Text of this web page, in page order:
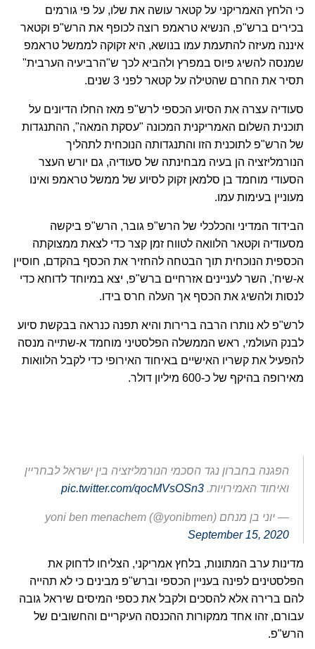
כי הלחץ האמריקני על קטאר עושה את שלו, על פי גורמים
בכירים ברש"פ, הנשיא טראמפ רוצה לכופף את הרש"פ וקטאר
איננה מעיזה להתעמת עמו בנושא, היא זקוקה לממשל טראמפ
שמנסה להשיג פיוס במפרץ ולהביא לכך ש"הרביעיה הערבית"
תסיר את החרם שהטילה על קטאר לפני 3 שנים.
סעודיה עצרה את הסיוע הכספי לרש"פ מאז החלו הדיונים על
תוכנית השלום האמריקנית המכונה "עסקת המאה", ההתנגדות
של הרש"פ לתוכנית הזו והתנגדותה הנוכחית לתהליך
הנורמליזציה הן בעיה מבחינתה של סעודיה, גם יורש העצר
הסעודי מוחמד בן סלמאן זקוק לסיוע של ממשל טראמפ ואינו
מעוניין בעימות עמו.
הבידוד המדיני והכלכלי של הרש"פ גובר, הרש"פ ביקשה
מסעודיה וקטאר הלוואה לטווח זמן קצר כדי לצאת ממצוקתה
הכספית הנוכחית תוך הבטחה להחזיר את הכסף בהקדם, חוסיין
א-שיח', השר לעניינים אזרחיים ברש"פ, יצא במיוחד לדוחא כדי
לנסות ולהשיג את הכסף אך העלה חרס בידו.
לרש"פ לא נותרו הרבה ברירות והיא תפנה כנראה בבקשת סיוע
לבנק העולמי, ראש הממשלה הפלסטיני מוחמד א-שתייה מנסה
להפעיל את קשריו האישיים באיחוד האירופי כדי לקבל הלוואות
מאירופה בהיקף של כ-600 מיליון דולר.
הפגנה בחברון נגד הסכמי הנורמליזציה בין ישראל לבחריין
ואיחוד האמירויות. pic.twitter.com/qocMVsOSn3
— יוני בן מנחם yoni ben menachem (@yonibmen)
September 15, 2020
מדינות ערב המתונות, בלחץ אמריקני, הצליחו לדחוק את
הפלסטינים לפינה בעניין הכספי וברש"פ מבינים כי לא תהייה
להם ברירה אלא להסכים ולקבל את כספי המיסים שיראל גובה
עבורם, זהו אחד ממקורות ההכנסה העיקריים והחשובים של
הרש"פ.